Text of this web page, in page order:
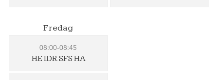
Fredag
08:00-08:45
HE IDR SFS HA